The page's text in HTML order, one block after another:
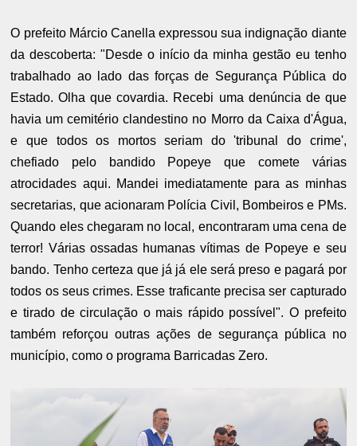
O prefeito Márcio Canella expressou sua indignação diante
da descoberta: "Desde o início da minha gestão eu tenho
trabalhado ao lado das forças de Segurança Pública do
Estado. Olha que covardia. Recebi uma denúncia de que
havia um cemitério clandestino no Morro da Caixa d'Água,
e que todos os mortos seriam do 'tribunal do crime',
chefiado pelo bandido Popeye que comete várias
atrocidades aqui. Mandei imediatamente para as minhas
secretarias, que acionaram Polícia Civil, Bombeiros e PMs.
Quando eles chegaram no local, encontraram uma cena de
terror! Várias ossadas humanas vítimas de Popeye e seu
bando. Tenho certeza que já já ele será preso e pagará por
todos os seus crimes. Esse traficante precisa ser capturado
e tirado de circulação o mais rápido possível". O prefeito
também reforçou outras ações de segurança pública no
município, como o programa Barricadas Zero.